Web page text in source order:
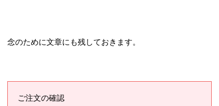
念のために文章にも残しておきます。
ご注文の確認